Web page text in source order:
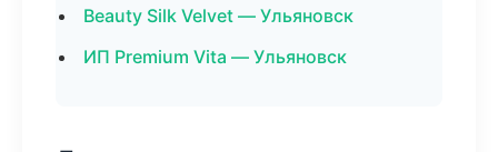
Beauty Silk Velvet — Ульяновск
ИП Premium Vita — Ульяновск